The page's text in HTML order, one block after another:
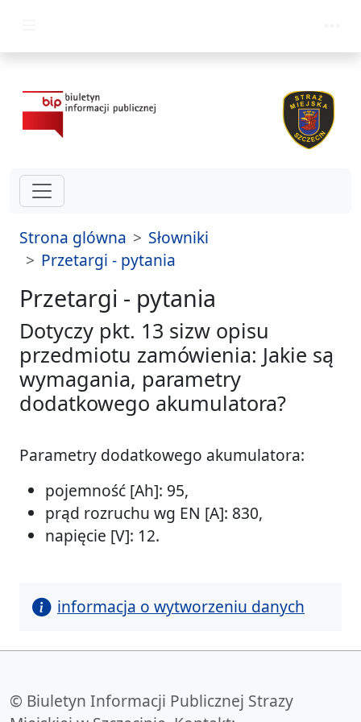
Strona glówna
Słowniki
Przetargi - pytania
Przetargi - pytania
Dotyczy pkt. 13 sizw opisu
przedmiotu zamówienia: Jakie są
wymagania, parametry
dodatkowego akumulatora?
Parametry dodatkowego akumulatora:
pojemność [Ah]: 95,
prąd rozruchu wg EN [A]: 830,
napięcie [V]: 12.
informacja o wytworzeniu danych
© Biuletyn Informacji Publicznej Strazy